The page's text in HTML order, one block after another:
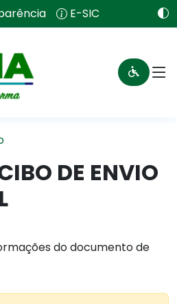
E-SIC
DE ENVIO
do documento de